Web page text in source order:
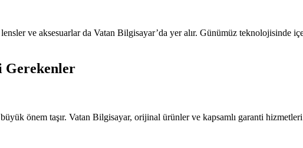
ve aksesuarlar da Vatan Bilgisayar’da yer alır. Günümüz teknolojisinde
Gerekenler
önem taşır. Vatan Bilgisayar, orijinal ürünler ve kapsamlı garanti hizmetleri